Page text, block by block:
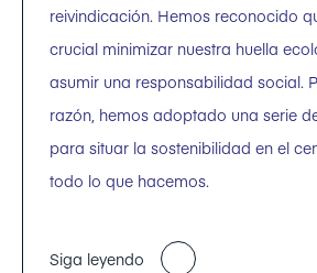
reivindicación. Hemos reconocido
crucial minimizar nuestra huella
asumir una responsabilidad social.
razón, hemos adoptado una serie
para situar la sostenibilidad en el
todo lo que hacemos.
Siga leyendo